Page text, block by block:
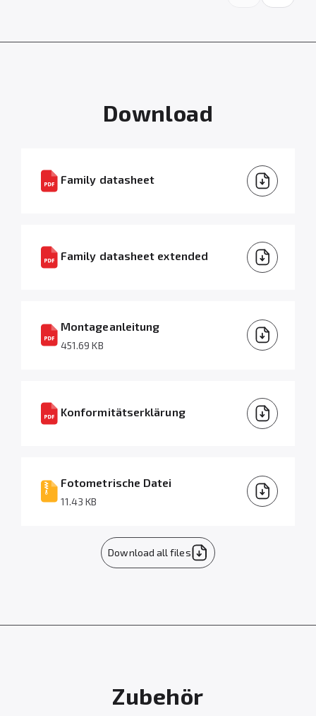
Download
Family datasheet
Family datasheet extended
Montageanleitung
451.69 KB
Konformitätserklärung
Fotometrische Datei
11.43 KB
Download all files
Zubehör